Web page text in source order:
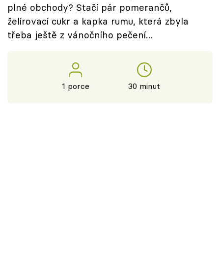
Sledujte nás
plné obchody? Stačí pár pomerančů,
želírovací cukr a kapka rumu, která zbyla
třeba ještě z vánočního pečení…
1 porce 30 minut